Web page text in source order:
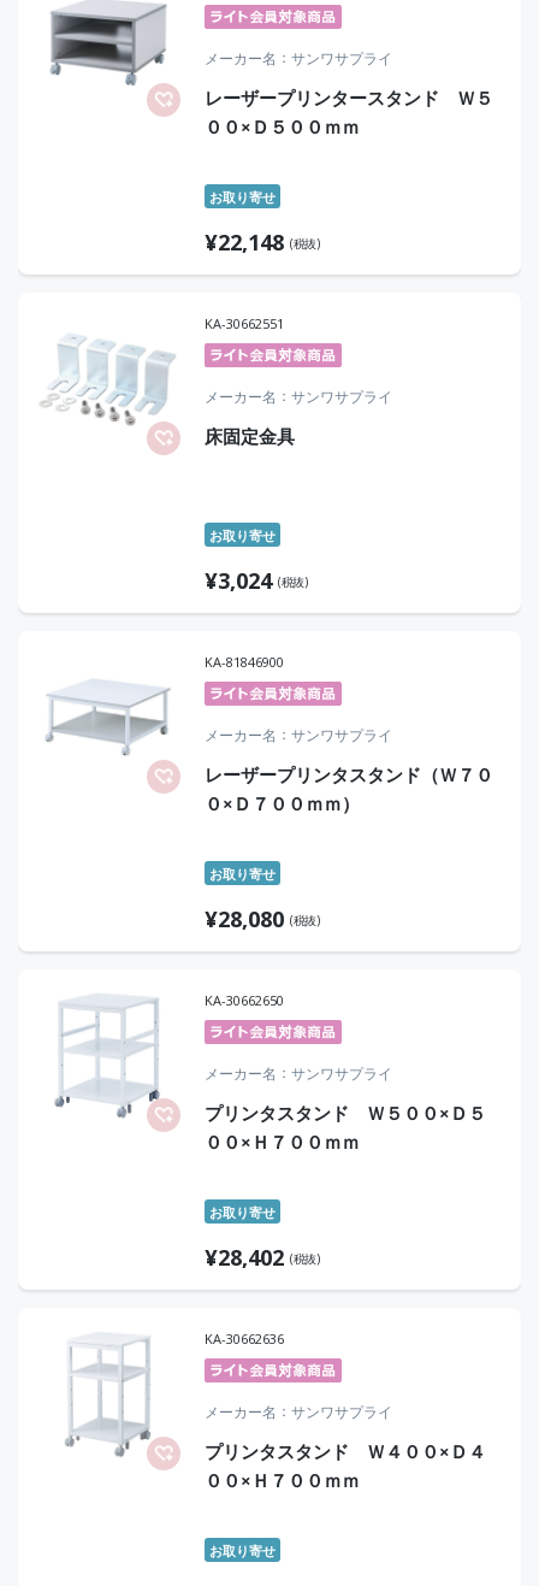
メーカー名 サンワサプライ
レーザープリンタースタンド Ｗ５
００×Ｄ５００ｍｍ
お取り寄せ
¥22,148 (税抜)
KA-30662551
メーカー名 サンワサプライ
床固定金具
お取り寄せ
¥3,024 (税抜)
KA-81846900
メーカー名 サンワサプライ
レーザープリンタスタンド（Ｗ７０
０×Ｄ７００ｍｍ）
お取り寄せ
¥28,080 (税抜)
KA-30662650
メーカー名 サンワサプライ
プリンタスタンド Ｗ５００×Ｄ５
００×Ｈ７００ｍｍ
お取り寄せ
¥28,402 (税抜)
KA-30662636
メーカー名 サンワサプライ
プリンタスタンド Ｗ４００×Ｄ４
００×Ｈ７００ｍｍ
お取り寄せ